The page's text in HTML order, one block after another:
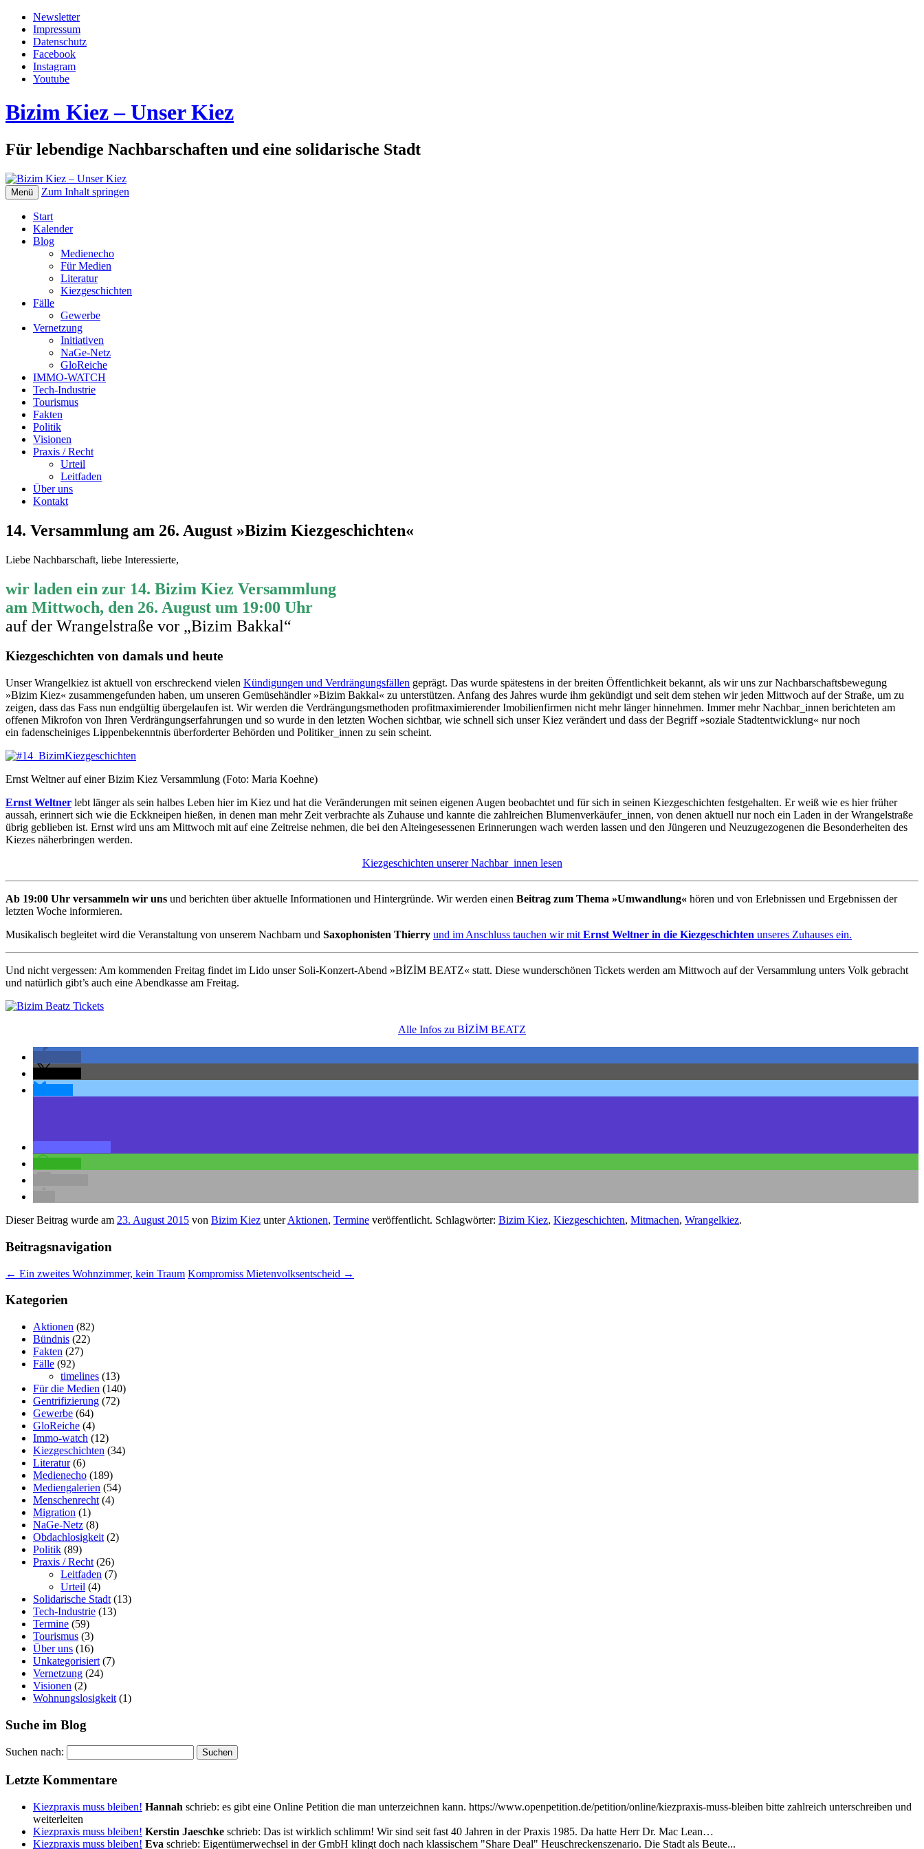
Newsletter
Impressum
Datenschutz
Facebook
Instagram
Youtube
Bizim Kiez – Unser Kiez
Für lebendige Nachbarschaften und eine solidarische Stadt
Menü Zum Inhalt springen
Start
Kalender
Blog
Medienecho
Für Medien
Literatur
Kiezgeschichten
Fälle
Gewerbe
Vernetzung
Initiativen
NaGe-Netz
GloReiche
IMMO-WATCH
Tech-Industrie
Tourismus
Fakten
Politik
Visionen
Praxis / Recht
Urteil
Leitfaden
Über uns
Kontakt
14. Versammlung am 26. August »Bizim Kiezgeschichten«
Liebe Nachbarschaft, liebe Interessierte,
wir laden ein zur 14. Bizim Kiez Versammlung
am Mittwoch, den 26. August um 19:00 Uhr
auf der Wrangelstraße vor „Bizim Bakkal“
Kiezgeschichten von damals und heute
Unser Wrangelkiez ist aktuell von erschreckend vielen Kündigungen und Verdrängungsfällen geprägt. Das wurde spätestens in der breiten Öffentlichkeit bekannt, als wir uns zur Nachbarschaftsbewegung
»Bizim Kiez« zusammengefunden haben, um unseren Gemüsehändler »Bizim Bakkal« zu unterstützen. Anfang des Jahres wurde ihm gekündigt und seit dem stehen wir jeden Mittwoch auf der Straße, um zu
zeigen, dass das Fass nun endgültig übergelaufen ist. Wir werden die Verdrängungsmethoden profitmaximierender Imobilienfirmen nicht mehr länger hinnehmen. Immer mehr Nachbar_innen berichteten am
offenen Mikrofon von Ihren Verdrängungserfahrungen und so wurde in den letzten Wochen sichtbar, wie schnell sich unser Kiez verändert und dass der Begriff »soziale Stadtentwicklung« nur noch
ein fadenscheiniges Lippenbekenntnis überforderter Behörden und Politiker_innen zu sein scheint.
Ernst Weltner auf einer Bizim Kiez Versammlung (Foto: Maria Koehne)
Ernst Weltner lebt länger als sein halbes Leben hier im Kiez und hat die Veränderungen mit seinen eigenen Augen beobachtet und für sich in seinen Kiezgeschichten festgehalten. Er weiß wie es hier früher
aussah, erinnert sich wie die Eckkneipen hießen, in denen man mehr Zeit verbrachte als Zuhause und kannte die zahlreichen Blumenverkäufer_innen, von denen aktuell nur noch ein Laden in der Wrangelstraße
übrig geblieben ist. Ernst wird uns am Mittwoch mit auf eine Zeitreise nehmen, die bei den Alteingesessenen Erinnerungen wach werden lassen und den Jüngeren und Neuzugezogenen die Besonderheiten des
Kiezes näherbringen werden.
Kiezgeschichten unserer Nachbar_innen lesen
Ab 19:00 Uhr versammeln wir uns und berichten über aktuelle Informationen und Hintergründe. Wir werden einen Beitrag zum Thema »Umwandlung« hören und von Erlebnissen und Ergebnissen der
letzten Woche informieren.
Musikalisch begleitet wird die Veranstaltung von unserem Nachbarn und Saxophonisten Thierry und im Anschluss tauchen wir mit Ernst Weltner in die Kiezgeschichten unseres Zuhauses ein.
Und nicht vergessen: Am kommenden Freitag findet im Lido unser Soli-Konzert-Abend »BİZİM BEATZ« statt. Diese wunderschönen Tickets werden am Mittwoch auf der Versammlung unters Volk gebracht
und natürlich gibt’s auch eine Abendkasse am Freitag.
Alle Infos zu BİZİM BEATZ
Dieser Beitrag wurde am 23. August 2015 von Bizim Kiez unterAktionen, Termine veröffentlicht. Schlagwörter: Bizim Kiez, Kiezgeschichten, Mitmachen, Wrangelkiez.
Beitragsnavigation
← Ein zweites Wohnzimmer, kein Traum Kompromiss Mietenvolksentscheid →
Kategorien
Aktionen (82)
Bündnis (22)
Fakten (27)
Fälle (92)
timelines (13)
Für die Medien (140)
Gentrifizierung (72)
Gewerbe (64)
GloReiche (4)
Immo-watch (12)
Kiezgeschichten (34)
Literatur(6)
Medienecho (189)
Mediengalerien (54)
Menschenrecht (4)
Migration (1)
NaGe-Netz (8)
Obdachlosigkeit (2)
Politik (89)
Praxis / Recht (26)
Leitfaden (7)
Urteil (4)
Solidarische Stadt (13)
Tech-Industrie (13)
Termine (59)
Tourismus (3)
Über uns (16)
Unkategorisiert (7)
Vernetzung (24)
Visionen (2)
Wohnungslosigkeit (1)
Suche im Blog
Suchen nach:
Letzte Kommentare
Kiezpraxis muss bleiben! Hannah schrieb: es gibt eine Online Petition die man unterzeichnen kann. https://www.openpetition.de/petition/online/kiezpraxis-muss-bleiben bitte zahlreich unterschreiben und
weiterleiten
Kiezpraxis muss bleiben! Kerstin Jaeschke schrieb: Das ist wirklich schlimm! Wir sind seit fast 40 Jahren in der Praxis 1985. Da hatte Herr Dr. Mac Lean…
Kiezpraxis muss bleiben! Eva schrieb: Eigentümerwechsel in der GmbH klingt doch nach klassischem "Share Deal" Heuschreckenszenario. Die Stadt als Beute...